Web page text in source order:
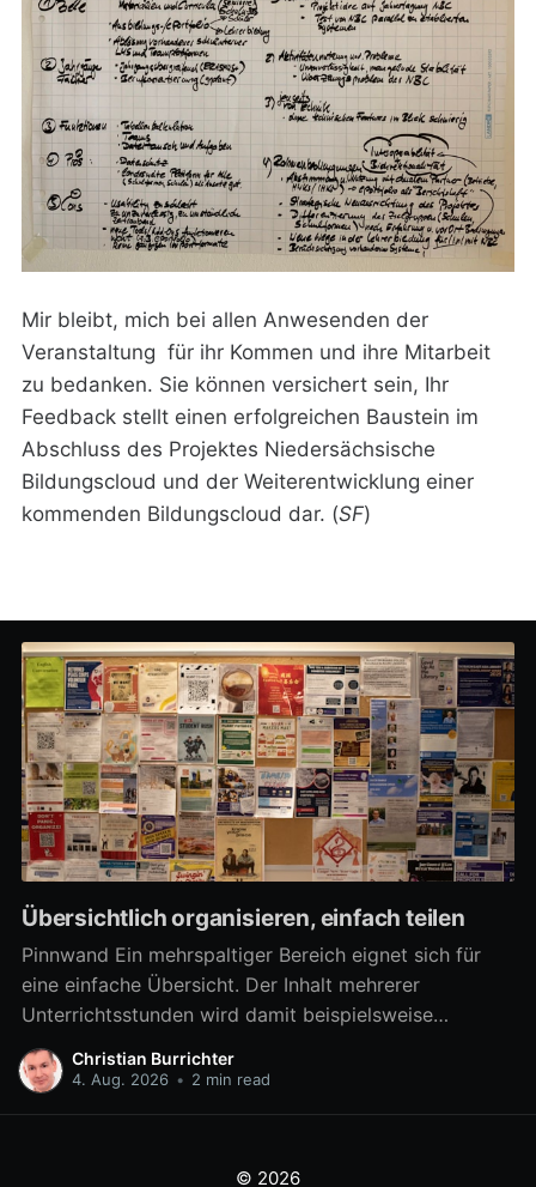
Mir bleibt, mich bei allen Anwesenden der
Veranstaltung für ihr Kommen und ihre Mitarbeit
zu bedanken. Sie können versichert sein, Ihr
Feedback stellt einen erfolgreichen Baustein im
Abschluss des Projektes Niedersächsische
Bildungscloud und der Weiterentwicklung einer
kommenden Bildungscloud dar. (SF)
Übersichtlich organisieren, einfach teilen
Pinnwand Ein mehrspaltiger Bereich eignet sich für
eine einfache Übersicht. Der Inhalt mehrerer
Unterrichtsstunden wird damit beispielsweise
übersichtlich verfügbar. Aber auch zahlreiche
Materialien für eine Arbeitsphase lassen sich damit
Christian Burrichter
4. Aug. 2026 • 2 min read
© 2026